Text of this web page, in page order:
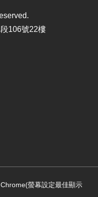
106號22樓
螢幕設定最佳顯示